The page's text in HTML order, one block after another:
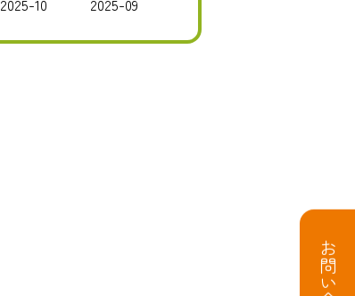
2025-10
2025-09